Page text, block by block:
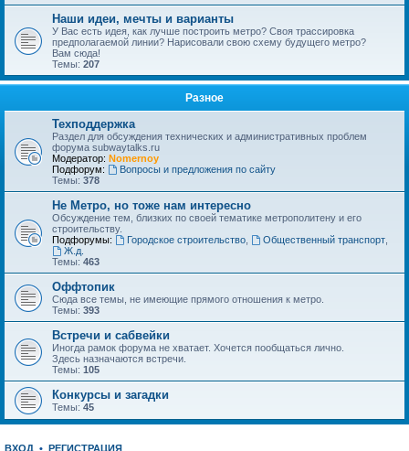
Наши идеи, мечты и варианты
У Вас есть идея, как лучше построить метро? Своя трассировка
предполагаемой линии? Нарисовали свою схему будущего метро?
Вам сюда!
Темы: 207
Разное
Техподдержка
Раздел для обсуждения технических и административных проблем
форума subwaytalks.ru
Модератор: Nomernoy
Подфорум:
Вопросы и предложения по сайту
Темы: 378
Не Метро, но тоже нам интересно
Обсуждение тем, близких по своей тематике метрополитену и его
строительству.
Подфорумы:
Городское строительство, Общественный транспорт,
Ж.д.
Темы: 463
Оффтопик
Сюда все темы, не имеющие прямого отношения к метро.
Темы: 393
Встречи и сабвейки
Иногда рамок форума не хватает. Хочется пообщаться лично.
Здесь назначаются встречи.
Темы: 105
Конкурсы и загадки
Темы: 45
ВХОД • РЕГИСТРАЦИЯ